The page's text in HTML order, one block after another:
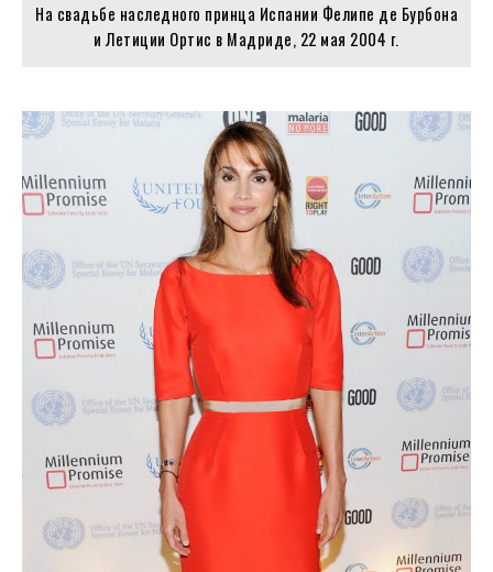
На свадьбе наследного принца Испании Фелипе де Бурбона
и Летиции Ортис в Мадриде, 22 мая 2004 г.